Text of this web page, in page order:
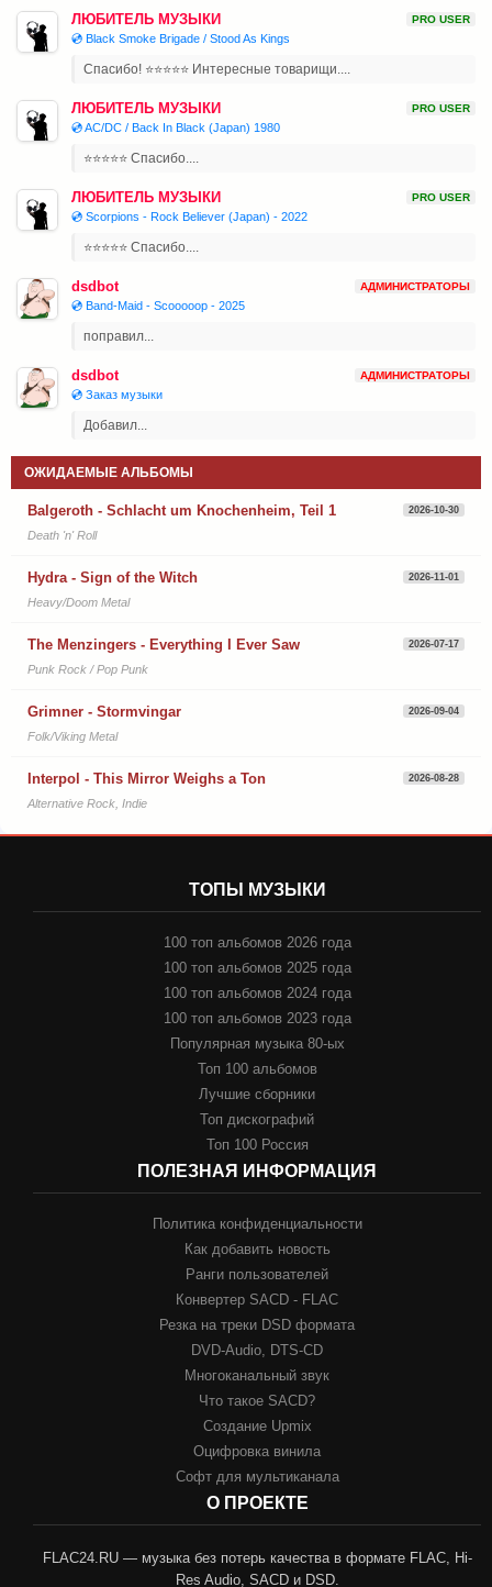
ЛЮБИТЕЛЬ МУЗЫКИ PRO USER
💿 Black Smoke Brigade / Stood As Kings
Спасибо! ⭐⭐⭐⭐⭐ Интересные товарищи....
ЛЮБИТЕЛЬ МУЗЫКИ PRO USER
💿 AC/DC / Back In Black (Japan) 1980
⭐⭐⭐⭐⭐ Спасибо....
ЛЮБИТЕЛЬ МУЗЫКИ PRO USER
💿 Scorpions - Rock Believer (Japan) - 2022
⭐⭐⭐⭐⭐ Спасибо....
dsdbot АДМИНИСТРАТОРЫ
💿 Band-Maid - Scooooop - 2025
поправил...
dsdbot АДМИНИСТРАТОРЫ
💿 Заказ музыки
Добавил...
ОЖИДАЕМЫЕ АЛЬБОМЫ
Balgeroth - Schlacht um Knochenheim, Teil 1 2026-10-30
Death 'n' Roll
Hydra - Sign of the Witch 2026-11-01
Heavy/Doom Metal
The Menzingers - Everything I Ever Saw 2026-07-17
Punk Rock / Pop Punk
Grimner - Stormvingar 2026-09-04
Folk/Viking Metal
Interpol - This Mirror Weighs a Ton 2026-08-28
Alternative Rock, Indie
ТОПЫ МУЗЫКИ
100 топ альбомов 2026 года
100 топ альбомов 2025 года
100 топ альбомов 2024 года
100 топ альбомов 2023 года
Популярная музыка 80-ых
Топ 100 альбомов
Лучшие сборники
Топ дискографий
Топ 100 Россия
ПОЛЕЗНАЯ ИНФОРМАЦИЯ
Политика конфиденциальности
Как добавить новость
Ранги пользователей
Конвертер SACD - FLAC
Резка на треки DSD формата
DVD-Audio, DTS-CD
Многоканальный звук
Что такое SACD?
Создание Upmix
Оцифровка винила
Софт для мультиканала
О ПРОЕКТЕ
FLAC24.RU — музыка без потерь качества в формате FLAC, Hi-
Res Audio, SACD и DSD.